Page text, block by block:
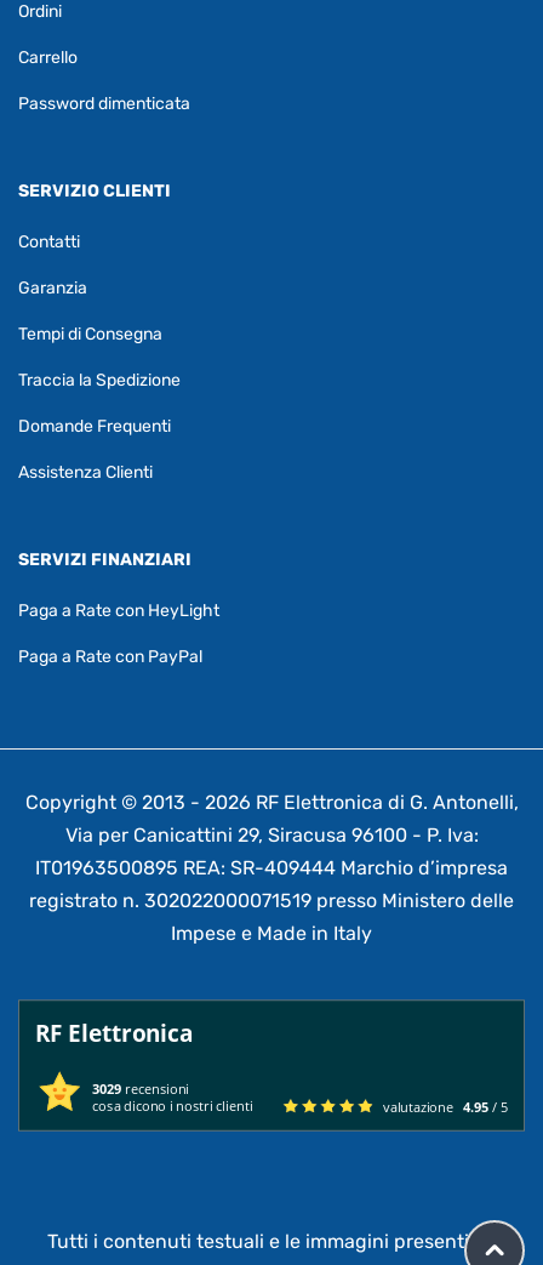
Ordini
Carrello
Password dimenticata
SERVIZIO CLIENTI
Contatti
Garanzia
Tempi di Consegna
Traccia la Spedizione
Domande Frequenti
Assistenza Clienti
SERVIZI FINANZIARI
Paga a Rate con HeyLight
Paga a Rate con PayPal
Copyright © 2013 - 2026 RF Elettronica di G. Antonelli,
Via per Canicattini 29, Siracusa 96100 - P. Iva:
IT01963500895 REA: SR-409444 Marchio d’impresa
registrato n. 302022000071519 presso Ministero delle
Impese e Made in Italy
RF Elettronica
3029 recensioni
cosa dicono i nostri clienti
valutazione 4.95 / 5
Tutti i contenuti testuali e le immagini presenti su